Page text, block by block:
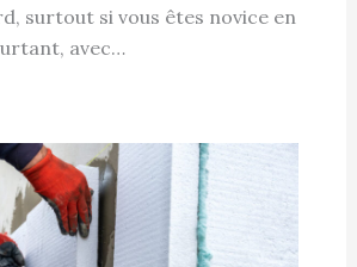
surtout si vous êtes novice en
avec…